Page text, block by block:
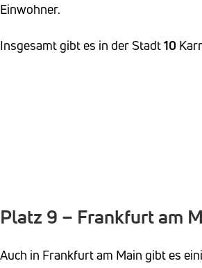
Einwohner.
Insgesamt gibt es in der Stadt10
Platz 9 – Frankfurt am
Auch in Frankfurt am Main gibt es